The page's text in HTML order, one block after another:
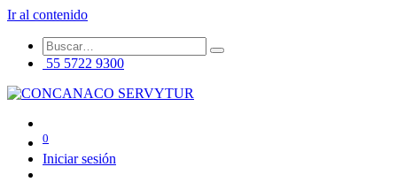
Ir al contenido
55 5722 9300
0
Iniciar sesión